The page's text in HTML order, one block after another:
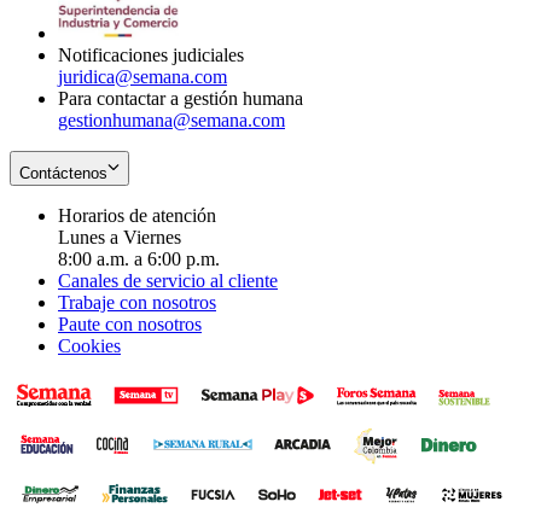
Notificaciones judiciales
juridica@semana.com
Para contactar a gestión humana
gestionhumana@semana.com
Contáctenos
Horarios de atención
Lunes a Viernes
8:00 a.m. a 6:00 p.m.
Canales de servicio al cliente
Trabaje con nosotros
Paute con nosotros
Cookies